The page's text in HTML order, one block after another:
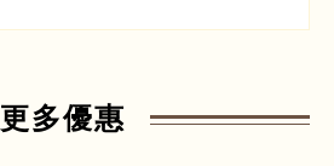
更多優惠